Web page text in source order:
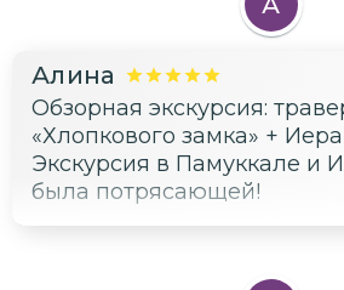
для души и сердца!
Алина
Обзорная экскурсия:
«Хлопкового замка» +
Экскурсия в Памуккале и
была потрясающей!